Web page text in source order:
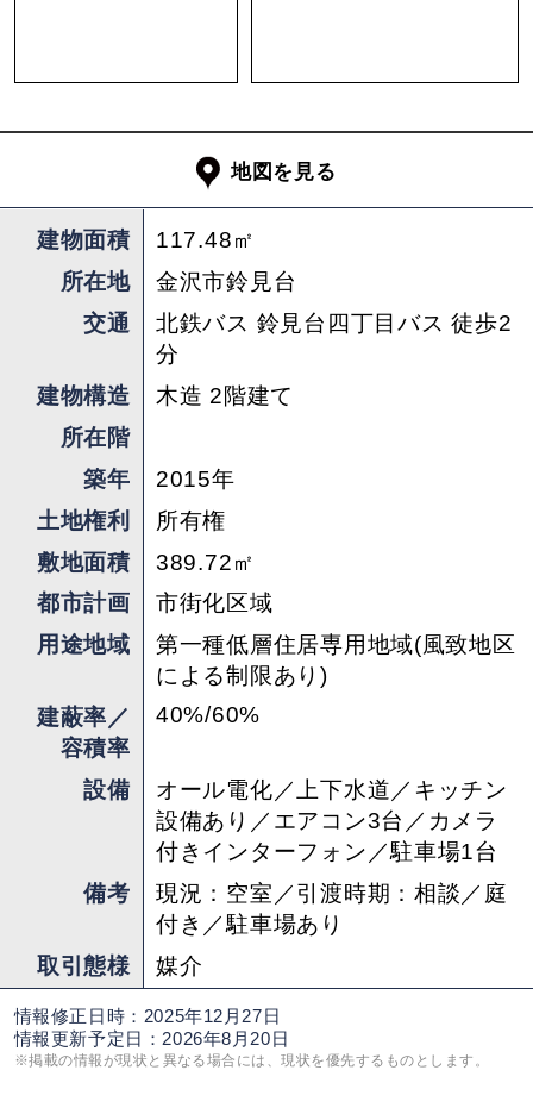
してみては如何でしょうか？
地図を見る
建物面積
117.48㎡
所在地
金沢市鈴見台
交通
北鉄バス 鈴見台四丁目バス 徒歩2
分
建物構造
木造 2階建て
所在階
築年
2015年
土地権利
所有権
敷地面積
389.72㎡
都市計画
市街化区域
用途地域
第一種低層住居専用地域(風致地区
による制限あり)
建蔽率／
容積率
40%/60%
設備
オール電化／上下水道／キッチン
設備あり／エアコン3台／カメラ
付きインターフォン／駐車場1台
備考
現況：空室／引渡時期：相談／庭
付き／駐車場あり
取引態様
媒介
情報修正日時：2025年12月27日
情報更新予定日：2026年8月20日
※掲載の情報が現状と異なる場合には、現状を優先するものとします。